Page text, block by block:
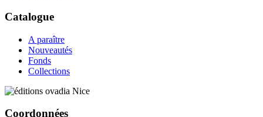
Catalogue
A paraître
Nouveautés
Fonds
Collections
Coordonnées